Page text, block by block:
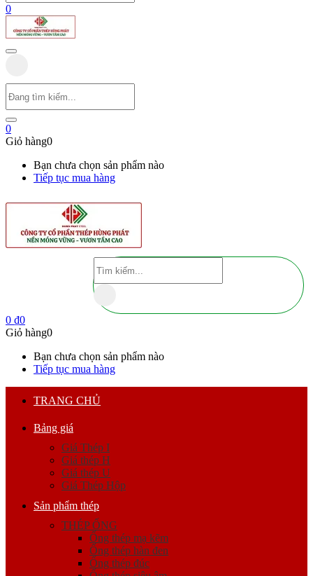
0
0
Giỏ hàng0
Bạn chưa chọn sản phẩm nào
Tiếp tục mua hàng
0 ₫0
Giỏ hàng0
Bạn chưa chọn sản phẩm nào
Tiếp tục mua hàng
TRANG CHỦ
Bảng giá
Giá Thép I
Giá thép H
Giá thép U
Giá Thép Hộp
Sản phẩm thép
THÉP ỐNG
Ống thép mạ kẽm
Ống thép hàn đen
Ống thép đúc